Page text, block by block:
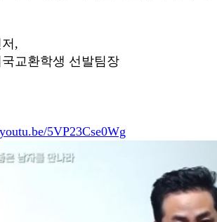
,
교환학생 선발팀장
5VP23Cse0Wg